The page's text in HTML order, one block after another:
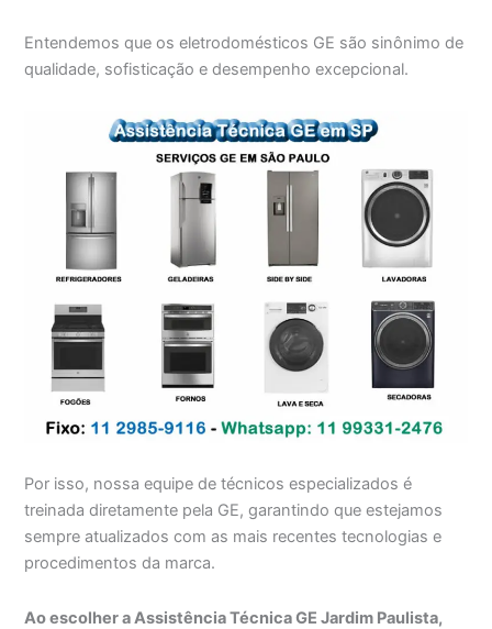
Entendemos que os eletrodomésticos GE são sinônimo de
qualidade, sofisticação e desempenho excepcional.
Por isso, nossa equipe de técnicos especializados é
treinada diretamente pela GE, garantindo que estejamos
sempre atualizados com as mais recentes tecnologias e
procedimentos da marca.
Ao escolher a Assistência Técnica GE Jardim Paulista,